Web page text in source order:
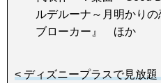
ルデルーナ～月明かり
ブローカー』 ほか
< ディズニープラスで見放題